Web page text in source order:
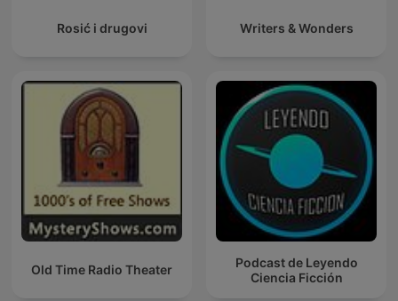
Rosić i drugovi Writers & Wonders
Old Time Radio Theater
Podcast de Leyendo
Ciencia Ficción